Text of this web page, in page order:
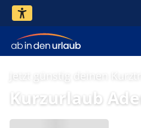
Jetzt günstig deinen
Kurzurlaub